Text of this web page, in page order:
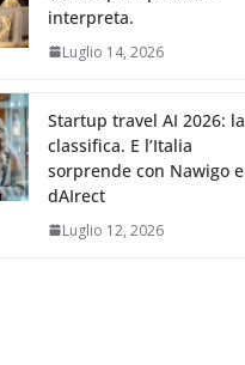
interpreta.
Luglio 14, 2026
Startup travel AI 2026: la
classifica. E l’Italia
sorprende con Nawigo e
dAIrect
Luglio 12, 2026